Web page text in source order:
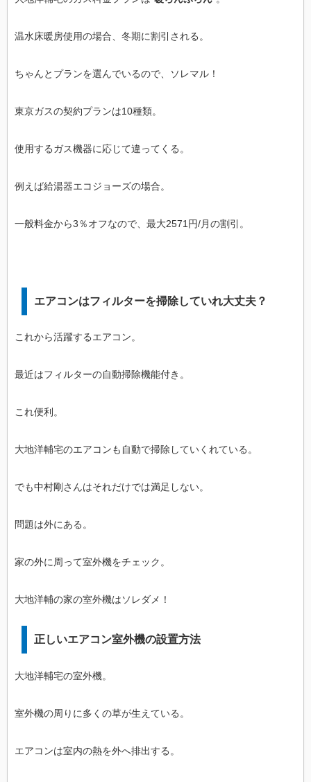
温水床暖房使用の場合、冬期に割引される。
ちゃんとプランを選んでいるので、ソレマル！
東京ガスの契約プランは10種類。
使用するガス機器に応じて違ってくる。
例えば給湯器エコジョーズの場合。
一般料金から3％オフなので、最大2571円/月の割引。
エアコンはフィルターを掃除していれ大丈夫？
これから活躍するエアコン。
最近はフィルターの自動掃除機能付き。
これ便利。
大地洋輔宅のエアコンも自動で掃除していくれている。
でも中村剛さんはそれだけでは満足しない。
問題は外にある。
家の外に周って室外機をチェック。
大地洋輔の家の室外機はソレダメ！
正しいエアコン室外機の設置方法
大地洋輔宅の室外機。
室外機の周りに多くの草が生えている。
エアコンは室内の熱を外へ排出する。